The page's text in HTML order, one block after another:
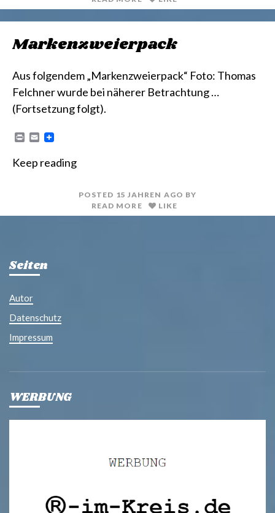
Markenzweierpack
Aus folgendem „Markenzweierpack“ Foto: Thomas
Felchner wurde bei näherer Betrachtung …
(Fortsetzung folgt).
P
n
E
i
Keep reading
POSTED 15 JAHREN AGO BY
READ MORE
LIKE
Seiten
Autor
Datenschutz
Impressum
WERBUNG